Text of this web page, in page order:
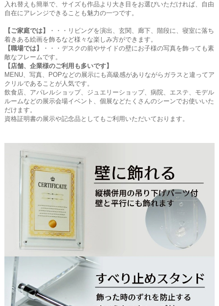
入れ替えも簡単で、サイズも作品より大き目をお選びいただければ、自由
自在にアレンジできることも魅力の一つです。
【ご家庭では】
・・・リビングを演出、玄関、廊下、階段に、寝室に落ち
着きある絵画を飾るなど様々な楽しみ方ができます。
【職場では】
・・・デスクの前やサイドの壁にお子様の写真を飾っても素
敵なフレームです。
【店舗、企業様のご利用も多いです】
MENU、写真、POPなどの展示にも高級感がありながらガラスと違ってア
クリルであることが人気です。
飲食店、アパレルショップ、ジュエリーショップ、病院、エステ、モデル
ルームなどの展示会場イベント、個展などたくさんのシーンでお使いいた
だけます。
資格証明書の展示や記念品としてもご利用いただいております。